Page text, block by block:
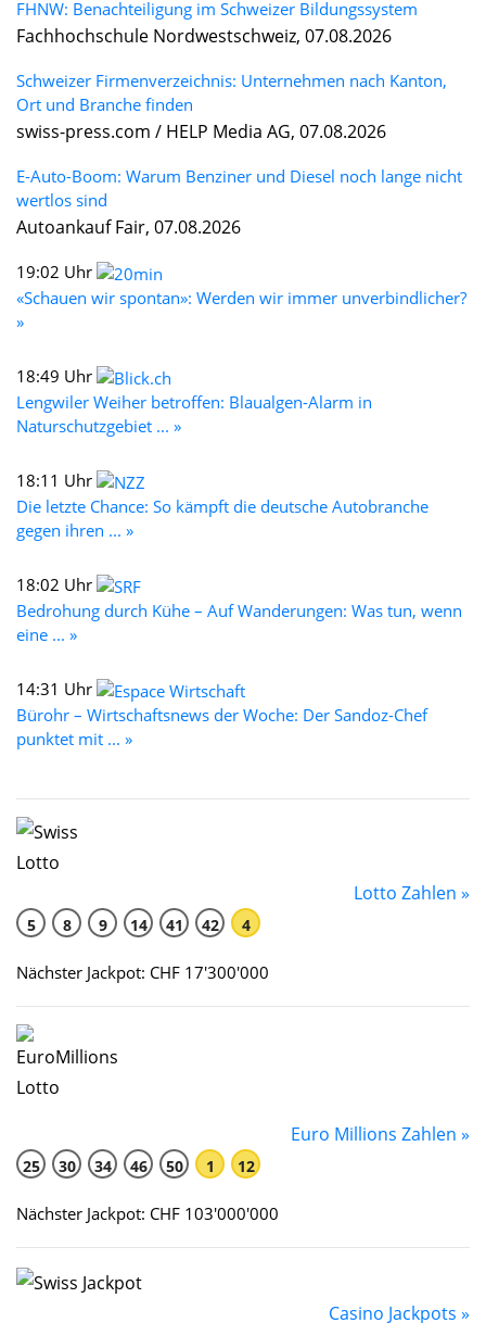
FHNW: Benachteiligung im Schweizer Bildungssystem
Fachhochschule Nordwestschweiz, 07.08.2026
Schweizer Firmenverzeichnis: Unternehmen nach Kanton,
Ort und Branche finden
swiss-press.com / HELP Media AG, 07.08.2026
E-Auto-Boom: Warum Benziner und Diesel noch lange nicht
wertlos sind
Autoankauf Fair, 07.08.2026
19:02 Uhr
«Schauen wir spontan»: Werden wir immer unverbindlicher?
»
18:49 Uhr
Lengwiler Weiher betroffen: Blaualgen-Alarm in
Naturschutzgebiet ... »
18:11 Uhr
Die letzte Chance: So kämpft die deutsche Autobranche
gegen ihren ... »
18:02 Uhr
Bedrohung durch Kühe – Auf Wanderungen: Was tun, wenn
eine ... »
14:31 Uhr
Bürohr – Wirtschaftsnews der Woche: Der Sandoz-Chef
punktet mit ... »
Lotto Zahlen »
5 8 9 14 41 42 4
Nächster Jackpot: CHF 17'300'000
Euro Millions Zahlen »
25 30 34 46 50 1 12
Nächster Jackpot: CHF 103'000'000
Casino Jackpots »